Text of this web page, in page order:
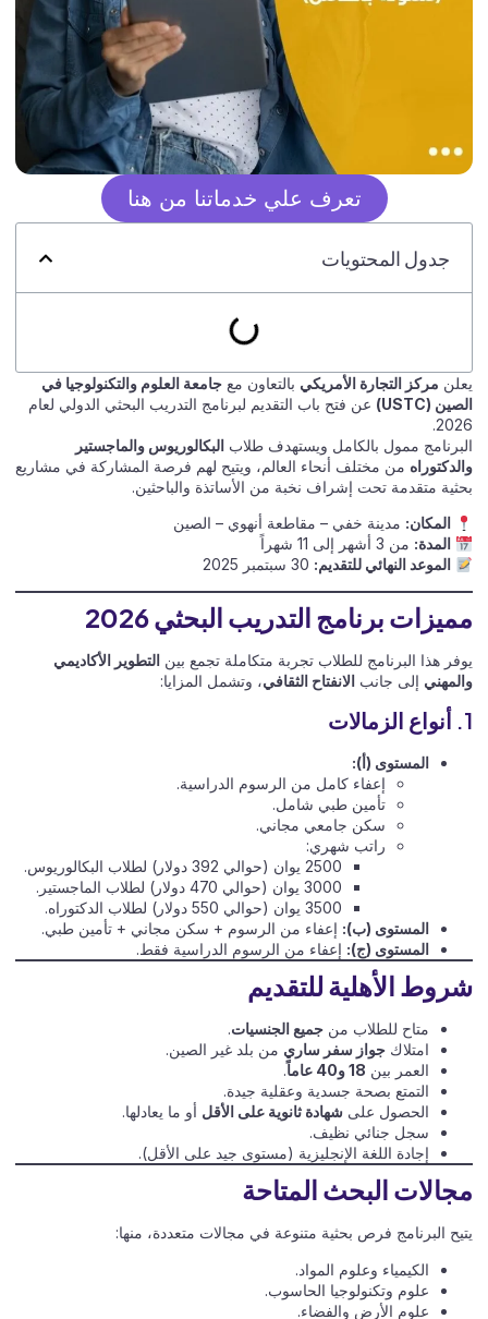
تعرف علي خدماتنا من هنا
جدول المحتويات
يعلن مركز التجارة الأمريكي بالتعاون مع جامعة العلوم والتكنولوجيا في
الصين (USTC)
عن فتح باب التقديم لبرنامج التدريب البحثي الدولي لعام
2026.
البرنامج ممول بالكامل ويستهدف طلاب البكالوريوس والماجستير
والدكتوراه من مختلف أنحاء العالم، ويتيح لهم فرصة المشاركة في مشاريع
بحثية متقدمة تحت إشراف نخبة من الأساتذة والباحثين.
المكان: مدينة خفي – مقاطعة أنهوي – الصين
المدة: من 3 أشهر إلى 11 شهراً
الموعد النهائي للتقديم:
مميزات برنامج التدريب البحثي 2026
يوفر هذا البرنامج للطلاب تجربة متكاملة تجمع بين التطوير الأكاديمي
والمهني إلى جانب الانفتاح الثقافي، وتشمل المزايا:
1. أنواع الزمالات
المستوى (أ):
إعفاء كامل من الرسوم الدراسية.
تأمين طبي شامل.
سكن جامعي مجاني.
راتب شهري:
2500 يوان (حوالي 392 دولار) لطلاب البكالوريوس.
3000 يوان (حوالي 470 دولار) لطلاب الماجستير.
3500 يوان (حوالي 550 دولار) لطلاب الدكتوراه.
المستوى (ب): إعفاء من الرسوم + سكن مجاني + تأمين طبي.
المستوى (ج): إعفاء من الرسوم الدراسية فقط.
شروط الأهلية للتقديم
متاح للطلاب من جميع الجنسيات.
امتلاك جواز سفر ساري من بلد غير الصين.
العمر بين 18 و40 عاماً
.
التمتع بصحة جسدية وعقلية جيدة.
الحصول على شهادة ثانوية على الأقل أو ما يعادلها.
سجل جنائي نظيف.
إجادة اللغة الإنجليزية (مستوى جيد على الأقل).
مجالات البحث المتاحة
يتيح البرنامج فرص بحثية متنوعة في مجالات متعددة، منها:
الكيمياء وعلوم المواد.
علوم وتكنولوجيا الحاسوب.
علوم الأرض والفضاء.